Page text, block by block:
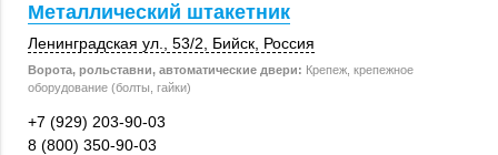
Металлический штакетник
Ленинградская ул. 53/2 Бийск Россия
Ворота, рольставни, автоматические двери: Крепеж, крепежное
оборудование (болты, гайки)
+7 (929) 203-90-03
8 (800) 350-90-03